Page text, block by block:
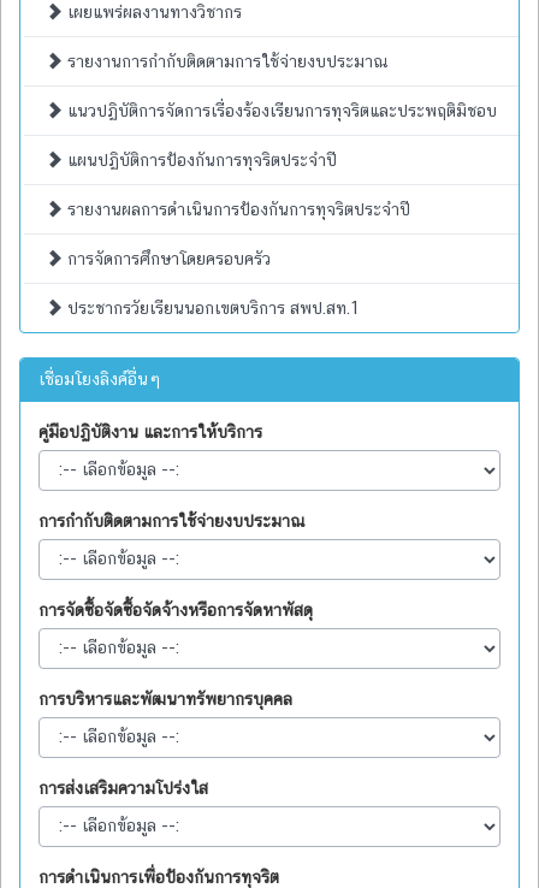
เผยแพร่ผลงานทางวิชากร
รายงานการกำกับติดตามการใช้จ่ายงบประมาณ
แนวปฏิบัติการจัดการเรื่องร้องเรียนการทุจริตและประพฤติมิชอบ
แผนปฏิบัติการป้องกันการทุจริตประจำปี
รายงานผลการดำเนินการป้องกันการทุจริตประจำปี
การจัดการศึกษาโดยครอบครัว
ประชากรวัยเรียนนอกเขตบริการ สพป.สท.1
เชื่อมโยงลิงค์อื่นๆ
คู่มือปฏิบัติงาน และการให้บริการ
การกำกับติดตามการใช้จ่ายงบประมาณ
การจัดซื้อจัดซื้อจัดจ้างหรือการจัดหาพัสดุ
การบริหารและพัฒนาทรัพยากรบุคคล
การส่งเสริมความโปร่งใส
การดำเนินการเพื่อป้องกันการทุจริต